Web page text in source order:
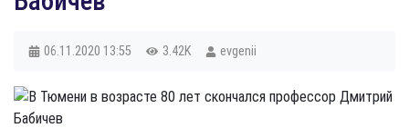
06.11.2020 13:55 3.42K evgenii